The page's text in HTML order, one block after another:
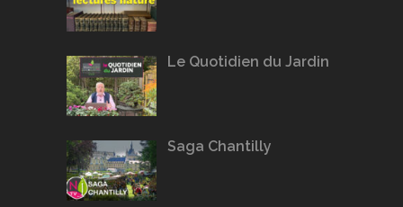
Le Quotidien du Jardin
Saga Chantilly